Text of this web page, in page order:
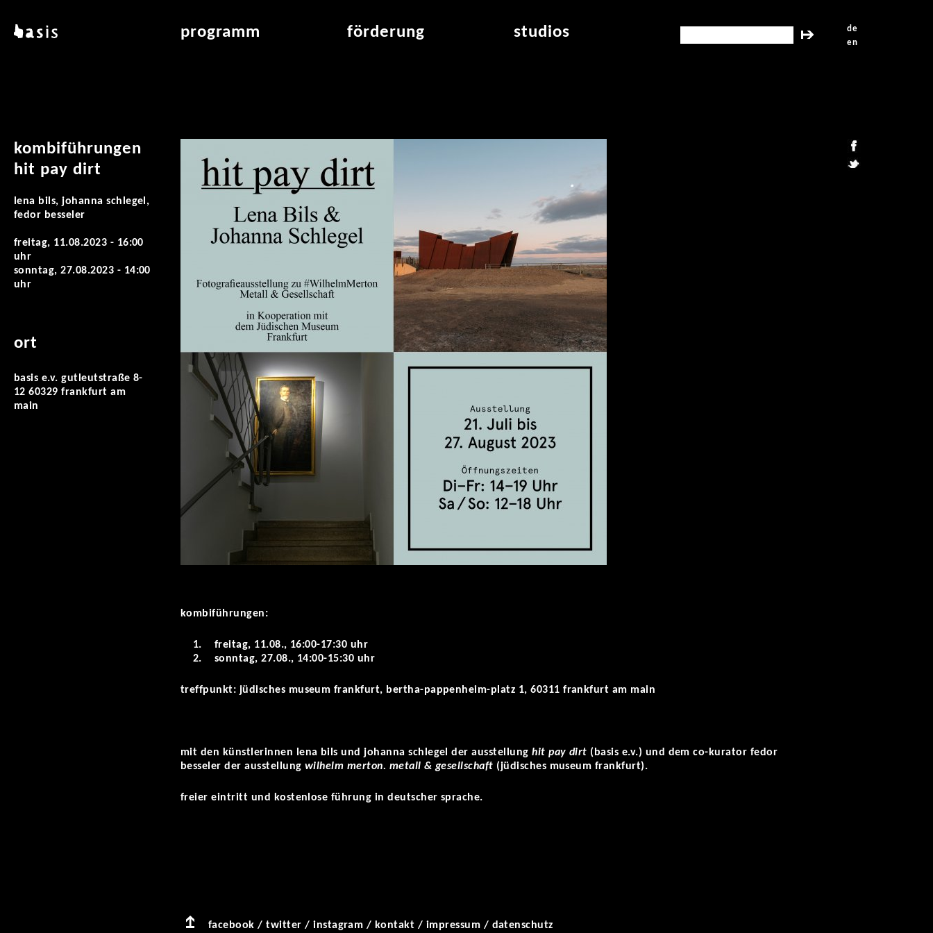
basis programm förderung studios
de
en
kombiführungen
hit pay dirt
lena bils, johanna schlegel,
fedor besseler
freitag, 11.08.2023 - 16:00
uhr
sonntag, 27.08.2023 - 14:00
uhr
ort
basis e.v. gutleutstraße 8-
12 60329 frankfurt am
main
kombiführungen:
1. freitag, 11.08., 16:00-17:30 uhr
2. sonntag, 27.08., 14:00-15:30 uhr
treffpunkt: jüdisches museum frankfurt, bertha-pappenheim-platz 1, 60311 frankfurt am main
mit den künstlerinnen lena bils und johanna schlegel der ausstellunghit pay dirt (basis e.v.) und dem co-kurator fedor
besseler der ausstellung wilhelm merton. metall & gesellschaft (jüdisches museum frankfurt).
freier eintritt und kostenlose führung in deutscher sprache.
facebook /twitter /instagram / kontakt / impressum / datenschutz